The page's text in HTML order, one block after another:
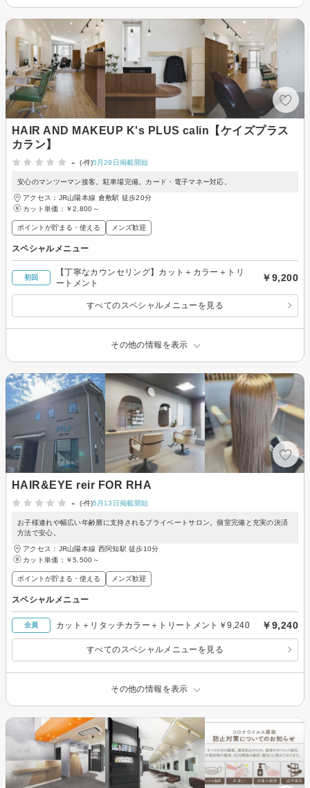
HAIR AND MAKEUP K's PLUS calin【ケイズプラス
カラン】
-
(-件)5月29日掲載開始
安心のマンツーマン接客。駐車場完備。カード・電子マネー対応。
アクセス：JR山陽本線 倉敷駅 徒歩20分
カット単価： ￥2,800～
ポイントが貯まる・使える メンズ歓迎
スペシャルメニュー
初回
【丁寧なカウンセリング】カット＋カラー＋トリ
ートメント
￥9,200
すべてのスペシャルメニューを見る
その他の情報を表示
HAIR&EYE reir FOR RHA
-
(-件)5月13日掲載開始
お子様連れや幅広い年齢層に支持されるプライベートサロン。個室完備と充実の決済
方法で安心。
アクセス：JR山陽本線 西阿知駅 徒歩10分
カット単価： ￥5,500～
ポイントが貯まる・使える メンズ歓迎
スペシャルメニュー
全員 カット＋リタッチカラー＋トリートメント￥9,240 ￥9,240
すべてのスペシャルメニューを見る
その他の情報を表示